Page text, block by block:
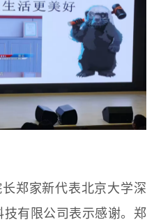
郑家新代表北京大学深
有限公司表示感谢。郑